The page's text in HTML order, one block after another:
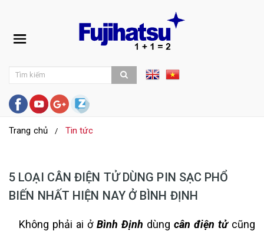
Trang chủ Tin tức
5 LOẠI CÂN ĐIỆN TỬ DÙNG PIN SẠC PHỔ
BIẾN NHẤT HIỆN NAY Ở BÌNH ĐỊNH
Không phải ai ở Bình Định dùng cân điện tửcũng